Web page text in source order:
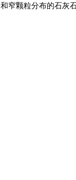
窄颗粒分布的石灰